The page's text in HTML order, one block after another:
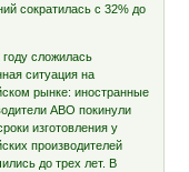
сократилась с 32% до
году сложилась
ситуация на
рынке: иностранные
АВО покинули
изготовления у
производителей
до трех лет. В